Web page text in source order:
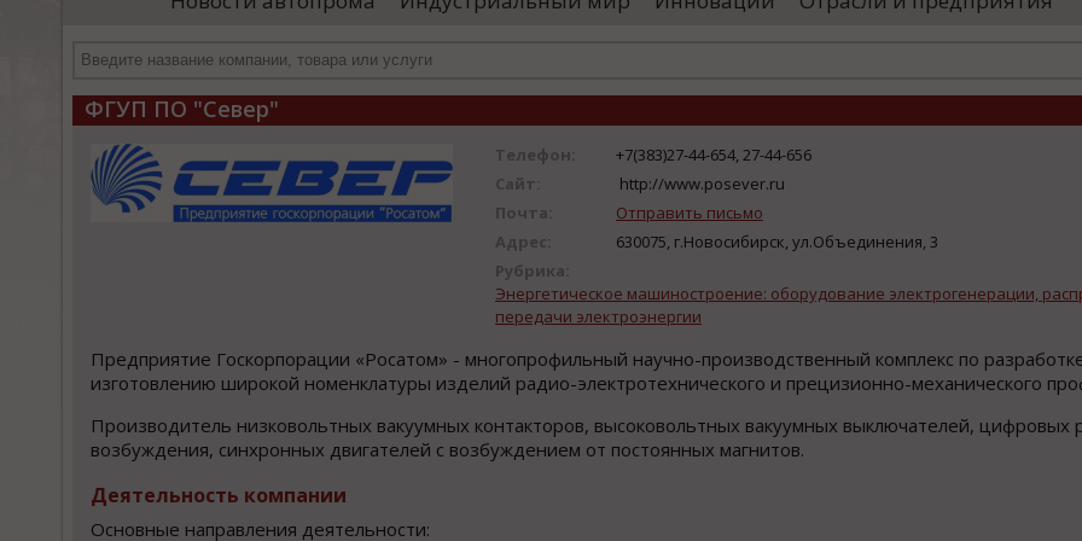
департамента продаж и контрактации
иностранными удостоверяющими центрами.
проводятся
ФГУП ПО "Север"
Телефон:
+7(383)27-44-654, 27-44-656
Сайт:
http://www.posever.ru
Почта:
Отправить письмо
Адрес:
630075, г.Новосибирск, ул.Объединения, 3
Рубрика:
Энергетическое машиностроение: оборудование электрогенерации,
передачи электроэнергии
Предприятие Госкорпорации «Росатом» - многопрофильный научно-производственный комплекс по
изготовлению широкой номенклатуры изделий радио-электротехнического и прецизионно-механического
Производитель низковольтных вакуумных контакторов, высоковольтных вакуумных выключателей, цифровых
возбуждения, синхронных двигателей с возбуждением от постоянных магнитов.
Деятельность компании
Основные направления деятельности: